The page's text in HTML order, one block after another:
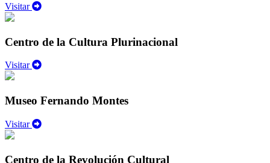
Visitar
Centro de la Cultura Plurinacional
Visitar
Museo Fernando Montes
Visitar
Centro de la Revolución Cultural